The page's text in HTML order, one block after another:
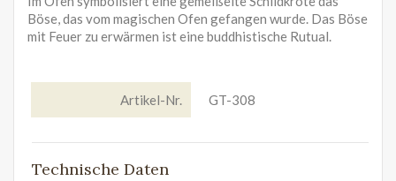
Böse, das vom magischen Ofen gefangen wurde. Das Böse
mit Feuer zu erwärmen ist eine buddhistische Rutual.
Artikel-Nr. GT-308
Technische Daten